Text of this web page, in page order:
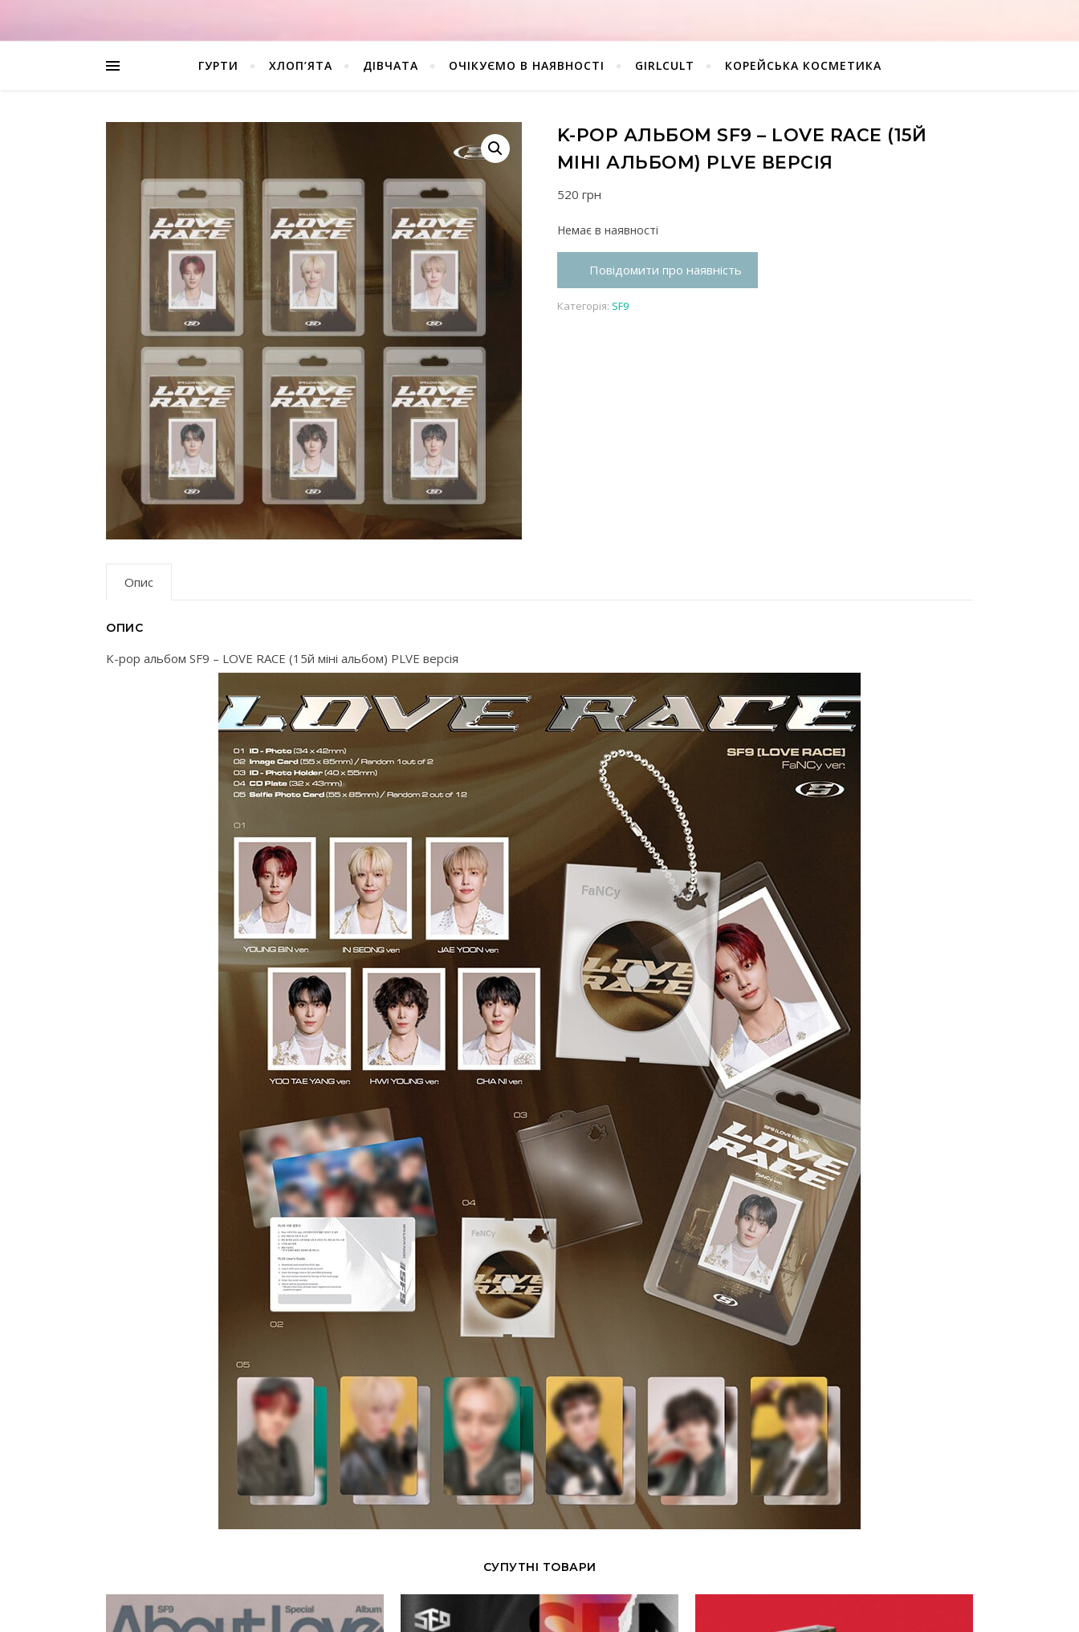
ГУРТИ ХЛОП’ЯТА ДІВЧАТА ОЧІКУЄМО В НАЯВНОСТІ GIRLCULT КОРЕЙСЬКА КОСМЕТИКА
K-POP АЛЬБОМ SF9 – LOVE RACE (15Й
МІНІ АЛЬБОМ) PLVE ВЕРСІЯ
520 грн
Немає в наявності
Повідомити про наявність
Категорія: SF9
Опис
ОПИС
K-pop альбом SF9 – LOVE RACE (15й міні альбом) PLVE версія
СУПУТНІ ТОВАРИ